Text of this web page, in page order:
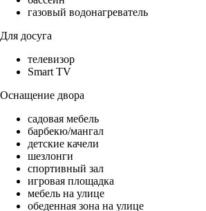
газовый водонагреватель
Для досуга
телевизор
Smart TV
Оснащение двора
садовая мебель
барбекю/мангал
детские качели
шезлонги
спортивный зал
игровая площадка
мебель на улице
обеденная зона на улице